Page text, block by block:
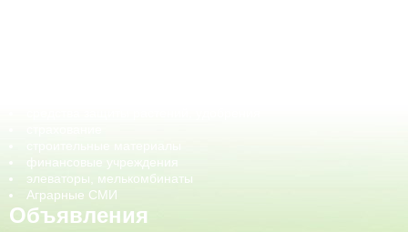
финансовые учреждения
элеваторы, мелькомбинаты
Аграрные СМИ
Объявления